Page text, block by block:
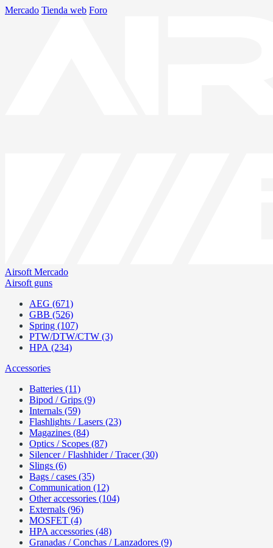
Mercado Tienda web Foro
Airsoft Mercado
Airsoft guns
AEG (671)
GBB (526)
Spring (107)
PTW/DTW/CTW (3)
HPA (234)
Accessories
Batteries (11)
Bipod / Grips (9)
Internals (59)
Flashlights / Lasers (23)
Magazines (84)
Optics / Scopes (87)
Silencer / Flashhider / Tracer (30)
Slings (6)
Bags / cases (35)
Communication (12)
Other accessories (104)
Externals (96)
MOSFET (4)
HPA accessories (48)
Granadas / Conchas / Lanzadores (9)